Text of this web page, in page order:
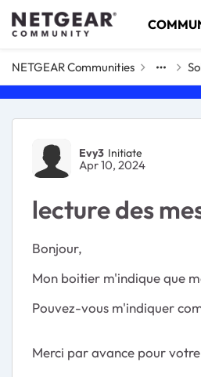
Skip to content
NETGEAR Communities
Forum
Evy3 Initiate
Apr 10, 2024
lecture des
Bonjour,
Mon boitier m'indique que
Pouvez-vous m'indiquer
Merci par avance pour